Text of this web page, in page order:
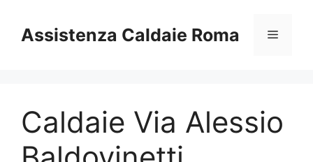
contenuto
Assistenza Caldaie Roma Menu
Caldaie Via Alessio